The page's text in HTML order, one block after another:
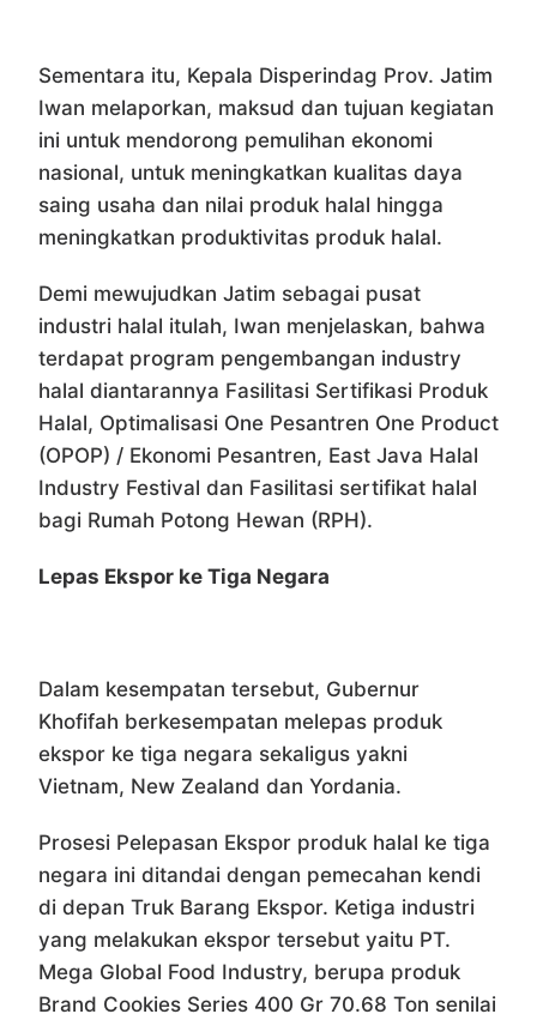
Sementara itu, Kepala Disperindag Prov. Jatim
Iwan melaporkan, maksud dan tujuan kegiatan
ini untuk mendorong pemulihan ekonomi
nasional, untuk meningkatkan kualitas daya
saing usaha dan nilai produk halal hingga
meningkatkan produktivitas produk halal.
Demi mewujudkan Jatim sebagai pusat
industri halal itulah, Iwan menjelaskan, bahwa
terdapat program pengembangan industry
halal diantarannya Fasilitasi Sertifikasi Produk
Halal, Optimalisasi One Pesantren One Product
(OPOP) / Ekonomi Pesantren, East Java Halal
Industry Festival dan Fasilitasi sertifikat halal
bagi Rumah Potong Hewan (RPH).
Lepas Ekspor ke Tiga Negara
Dalam kesempatan tersebut, Gubernur
Khofifah berkesempatan melepas produk
ekspor ke tiga negara sekaligus yakni
Vietnam, New Zealand dan Yordania.
Prosesi Pelepasan Ekspor produk halal ke tiga
negara ini ditandai dengan pemecahan kendi
di depan Truk Barang Ekspor. Ketiga industri
yang melakukan ekspor tersebut yaitu PT.
Mega Global Food Industry, berupa produk
Brand Cookies Series 400 Gr 70.68 Ton senilai